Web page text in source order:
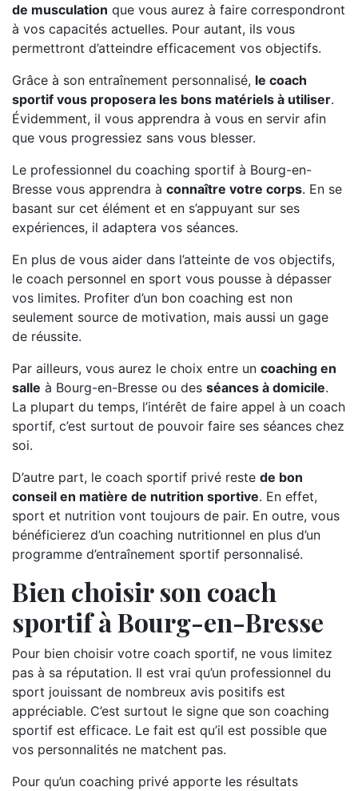
de musculation que vous aurez à faire correspondront
à vos capacités actuelles. Pour autant, ils vous
permettront d’atteindre efficacement vos objectifs.
Grâce à son entraînement personnalisé, le coach
sportif vous proposera les bons matériels à utiliser.
Évidemment, il vous apprendra à vous en servir afin
que vous progressiez sans vous blesser.
Le professionnel du coaching sportif à Bourg-en-
Bresse vous apprendra à connaître votre corps. En se
basant sur cet élément et en s’appuyant sur ses
expériences, il adaptera vos séances.
En plus de vous aider dans l’atteinte de vos objectifs,
le coach personnel en sport vous pousse à dépasser
vos limites. Profiter d’un bon coaching est non
seulement source de motivation, mais aussi un gage
de réussite.
Par ailleurs, vous aurez le choix entre un coaching en
salle à Bourg-en-Bresse ou des séances à domicile.
La plupart du temps, l’intérêt de faire appel à un coach
sportif, c’est surtout de pouvoir faire ses séances chez
soi.
D’autre part, le coach sportif privé reste de bon
conseil en matière de nutrition sportive. En effet,
sport et nutrition vont toujours de pair. En outre, vous
bénéficierez d’un coaching nutritionnel en plus d’un
programme d’entraînement sportif personnalisé.
Bien choisir son coach
sportif à Bourg-en-Bresse
Pour bien choisir votre coach sportif, ne vous limitez
pas à sa réputation. Il est vrai qu’un professionnel du
sport jouissant de nombreux avis positifs est
appréciable. C’est surtout le signe que son coaching
sportif est efficace. Le fait est qu’il est possible que
vos personnalités ne matchent pas.
Pour qu’un coaching privé apporte les résultats